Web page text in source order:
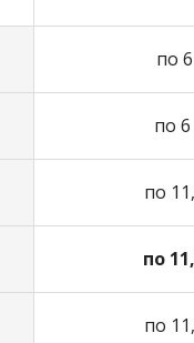
по
по
по
по
по